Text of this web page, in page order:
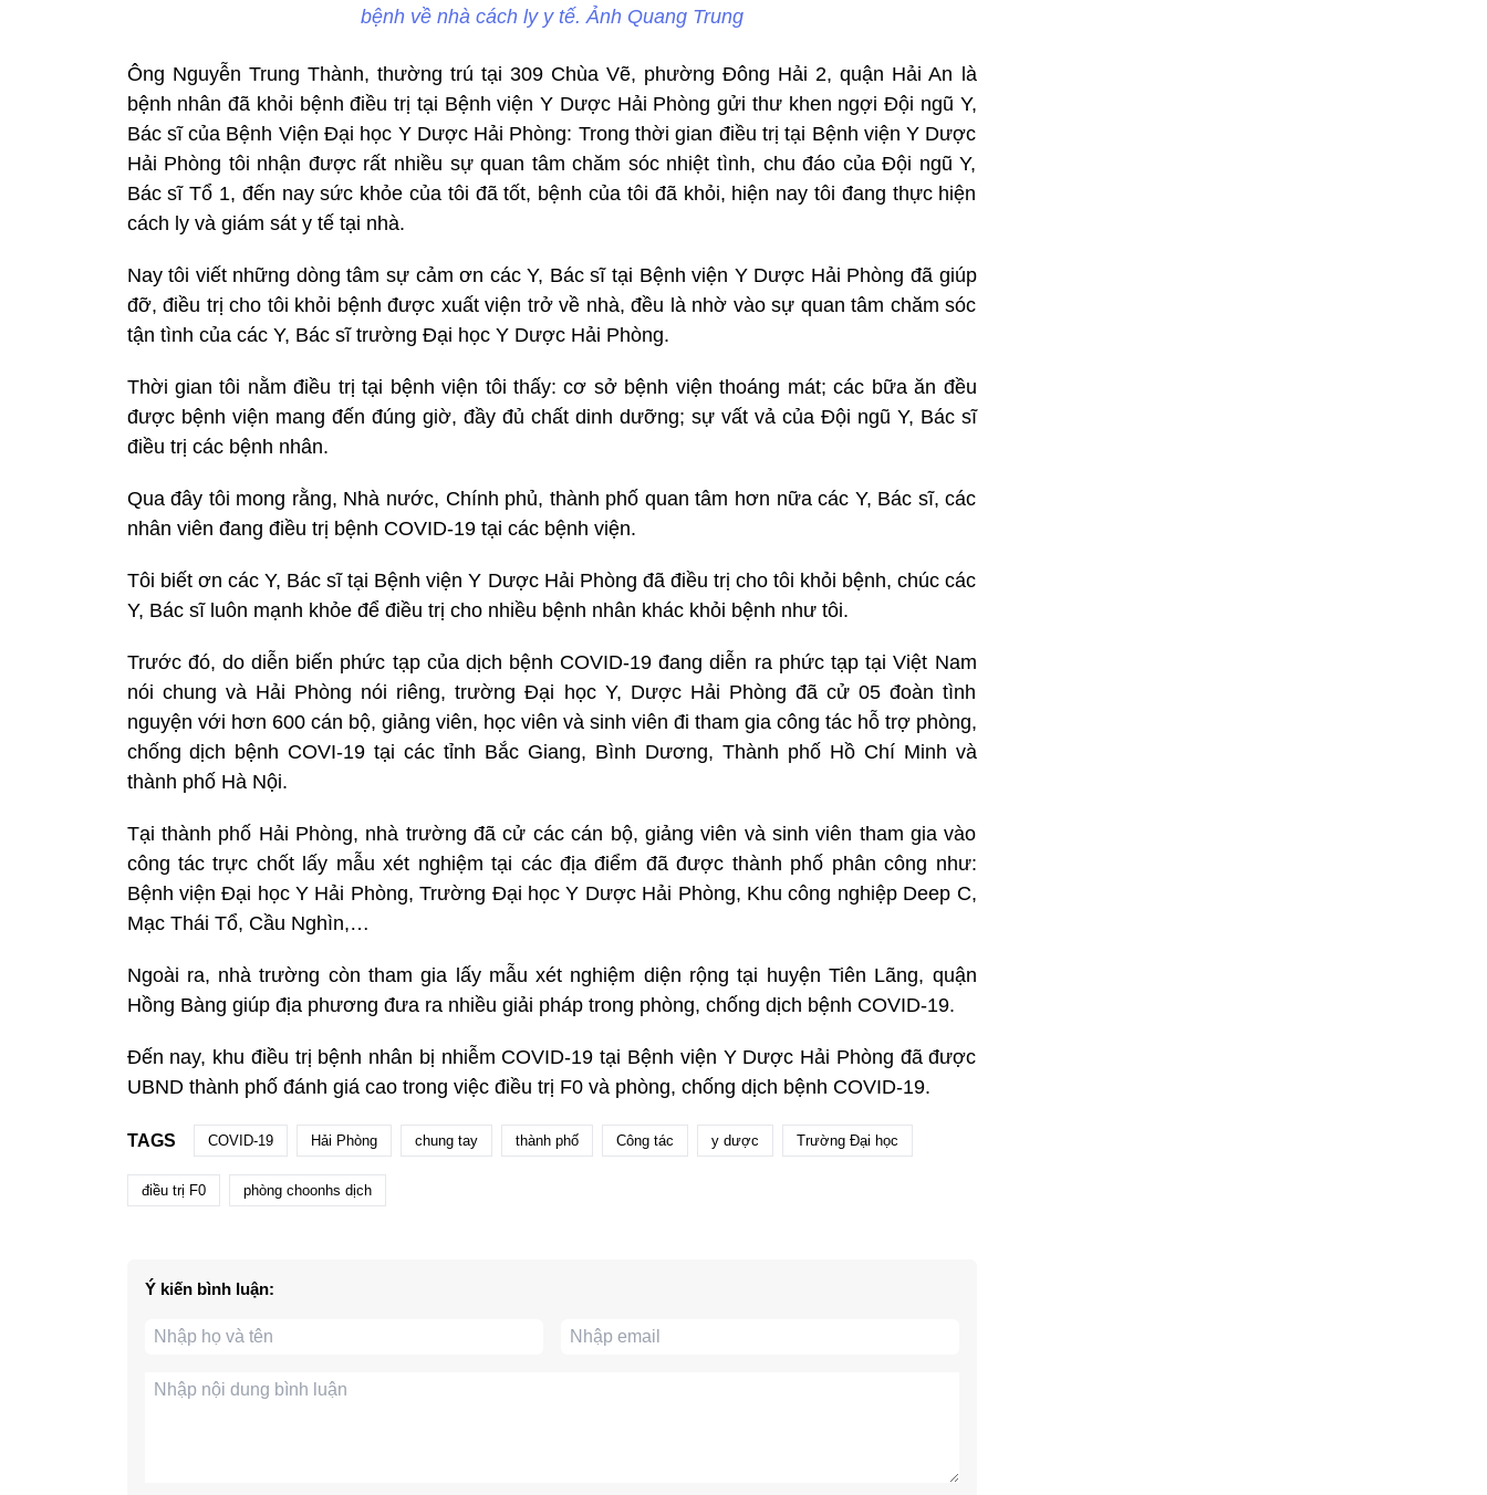
bệnh về nhà cách ly y tế. Ảnh Quang Trung
Ông Nguyễn Trung Thành, thường trú tại 309 Chùa Vẽ, phường Đông Hải 2, quận Hải An là
bệnh nhân đã khỏi bệnh điều trị tại Bệnh viện Y Dược Hải Phòng gửi thư khen ngợi Đội ngũ Y,
Bác sĩ của Bệnh Viện Đại học Y Dược Hải Phòng: Trong thời gian điều trị tại Bệnh viện Y Dược
Hải Phòng tôi nhận được rất nhiều sự quan tâm chăm sóc nhiệt tình, chu đáo của Đội ngũ Y,
Bác sĩ Tổ 1, đến nay sức khỏe của tôi đã tốt, bệnh của tôi đã khỏi, hiện nay tôi đang thực hiện
cách ly và giám sát y tế tại nhà.
Nay tôi viết những dòng tâm sự cảm ơn các Y, Bác sĩ tại Bệnh viện Y Dược Hải Phòng đã giúp
đỡ, điều trị cho tôi khỏi bệnh được xuất viện trở về nhà, đều là nhờ vào sự quan tâm chăm sóc
tận tình của các Y, Bác sĩ trường Đại học Y Dược Hải Phòng.
Thời gian tôi nằm điều trị tại bệnh viện tôi thấy: cơ sở bệnh viện thoáng mát; các bữa ăn đều
được bệnh viện mang đến đúng giờ, đầy đủ chất dinh dưỡng; sự vất vả của Đội ngũ Y, Bác sĩ
điều trị các bệnh nhân.
Qua đây tôi mong rằng, Nhà nước, Chính phủ, thành phố quan tâm hơn nữa các Y, Bác sĩ, các
nhân viên đang điều trị bệnh COVID-19 tại các bệnh viện.
Tôi biết ơn các Y, Bác sĩ tại Bệnh viện Y Dược Hải Phòng đã điều trị cho tôi khỏi bệnh, chúc các
Y, Bác sĩ luôn mạnh khỏe để điều trị cho nhiều bệnh nhân khác khỏi bệnh như tôi.
Trước đó, do diễn biến phức tạp của dịch bệnh COVID-19 đang diễn ra phức tạp tại Việt Nam
nói chung và Hải Phòng nói riêng, trường Đại học Y, Dược Hải Phòng đã cử 05 đoàn tình
nguyện với hơn 600 cán bộ, giảng viên, học viên và sinh viên đi tham gia công tác hỗ trợ phòng,
chống dịch bệnh COVI-19 tại các tỉnh Bắc Giang, Bình Dương, Thành phố Hồ Chí Minh và
thành phố Hà Nội.
Tại thành phố Hải Phòng, nhà trường đã cử các cán bộ, giảng viên và sinh viên tham gia vào
công tác trực chốt lấy mẫu xét nghiệm tại các địa điểm đã được thành phố phân công như:
Bệnh viện Đại học Y Hải Phòng, Trường Đại học Y Dược Hải Phòng, Khu công nghiệp Deep C,
Mạc Thái Tổ, Cầu Nghìn,…
Ngoài ra, nhà trường còn tham gia lấy mẫu xét nghiệm diện rộng tại huyện Tiên Lãng, quận
Hồng Bàng giúp địa phương đưa ra nhiều giải pháp trong phòng, chống dịch bệnh COVID-19.
Đến nay, khu điều trị bệnh nhân bị nhiễm COVID-19 tại Bệnh viện Y Dược Hải Phòng đã được
UBND thành phố đánh giá cao trong việc điều trị F0 và phòng, chống dịch bệnh COVID-19.
TAGS COVID-19 Hải Phòng chung tay thành phố Công tác y dược Trường Đại học
điều trị F0 phòng choonhs dịch
Ý kiến bình luận: